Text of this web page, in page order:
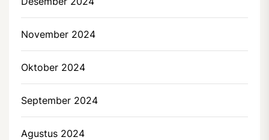
November 2024
Oktober 2024
September 2024
Agustus 2024